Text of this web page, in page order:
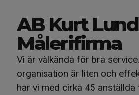
AB Kurt
Målerifirma
Vi är välkända för bra
organisation är liten och
har vi med cirka 45 anställda